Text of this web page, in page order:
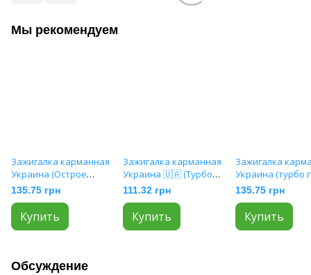
Мы рекомендуем
Зажигалка карманная
Украина (Острое
пламя) HL-124
135.75 грн
Купить
Зажигалка карманная
Украина 🇺🇦 (Турбо
пламя) HL-321
111.32 грн
Купить
Зажигалка
Украина (турбо
🚀) HL-4523-2
135.75 грн
Купить
Обсуждение